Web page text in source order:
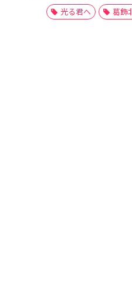
光る君へ
葛飾